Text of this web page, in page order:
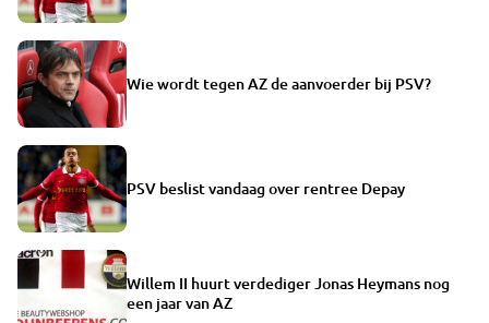
Wie wordt tegen AZ de aanvoerder bij PSV?
PSV beslist vandaag over rentree Depay
Willem II huurt verdediger Jonas Heymans nog
een jaar van AZ